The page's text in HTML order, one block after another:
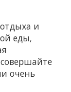
и
еды,
очень